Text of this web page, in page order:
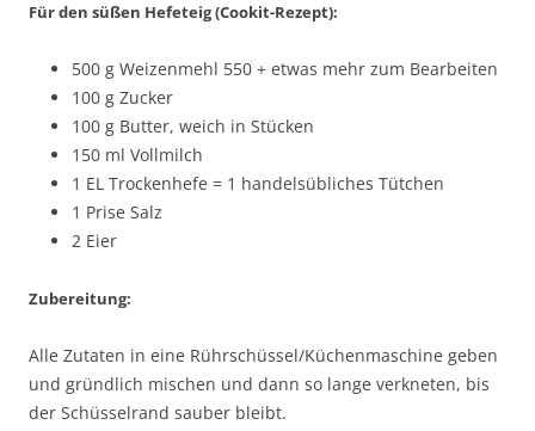
Für den süßen Hefeteig (Cookit-Rezept):
500 g Weizenmehl 550 + etwas mehr zum Bearbeiten
100 g Zucker
100 g Butter, weich in Stücken
150 ml Vollmilch
1 EL Trockenhefe = 1 handelsübliches Tütchen
1 Prise Salz
2 Eier
Zubereitung:
Alle Zutaten in eine Rührschüssel/Küchenmaschine geben
und gründlich mischen und dann so lange verkneten, bis
der Schüsselrand sauber bleibt.